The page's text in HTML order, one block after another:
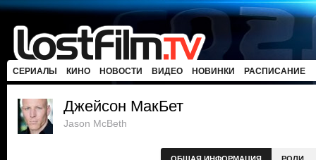
СЕРИАЛЫ КИНО НОВОСТИ ВИДЕО НОВИНКИ РАСПИСАНИЕ
Джейсон МакБет
Jason McBeth